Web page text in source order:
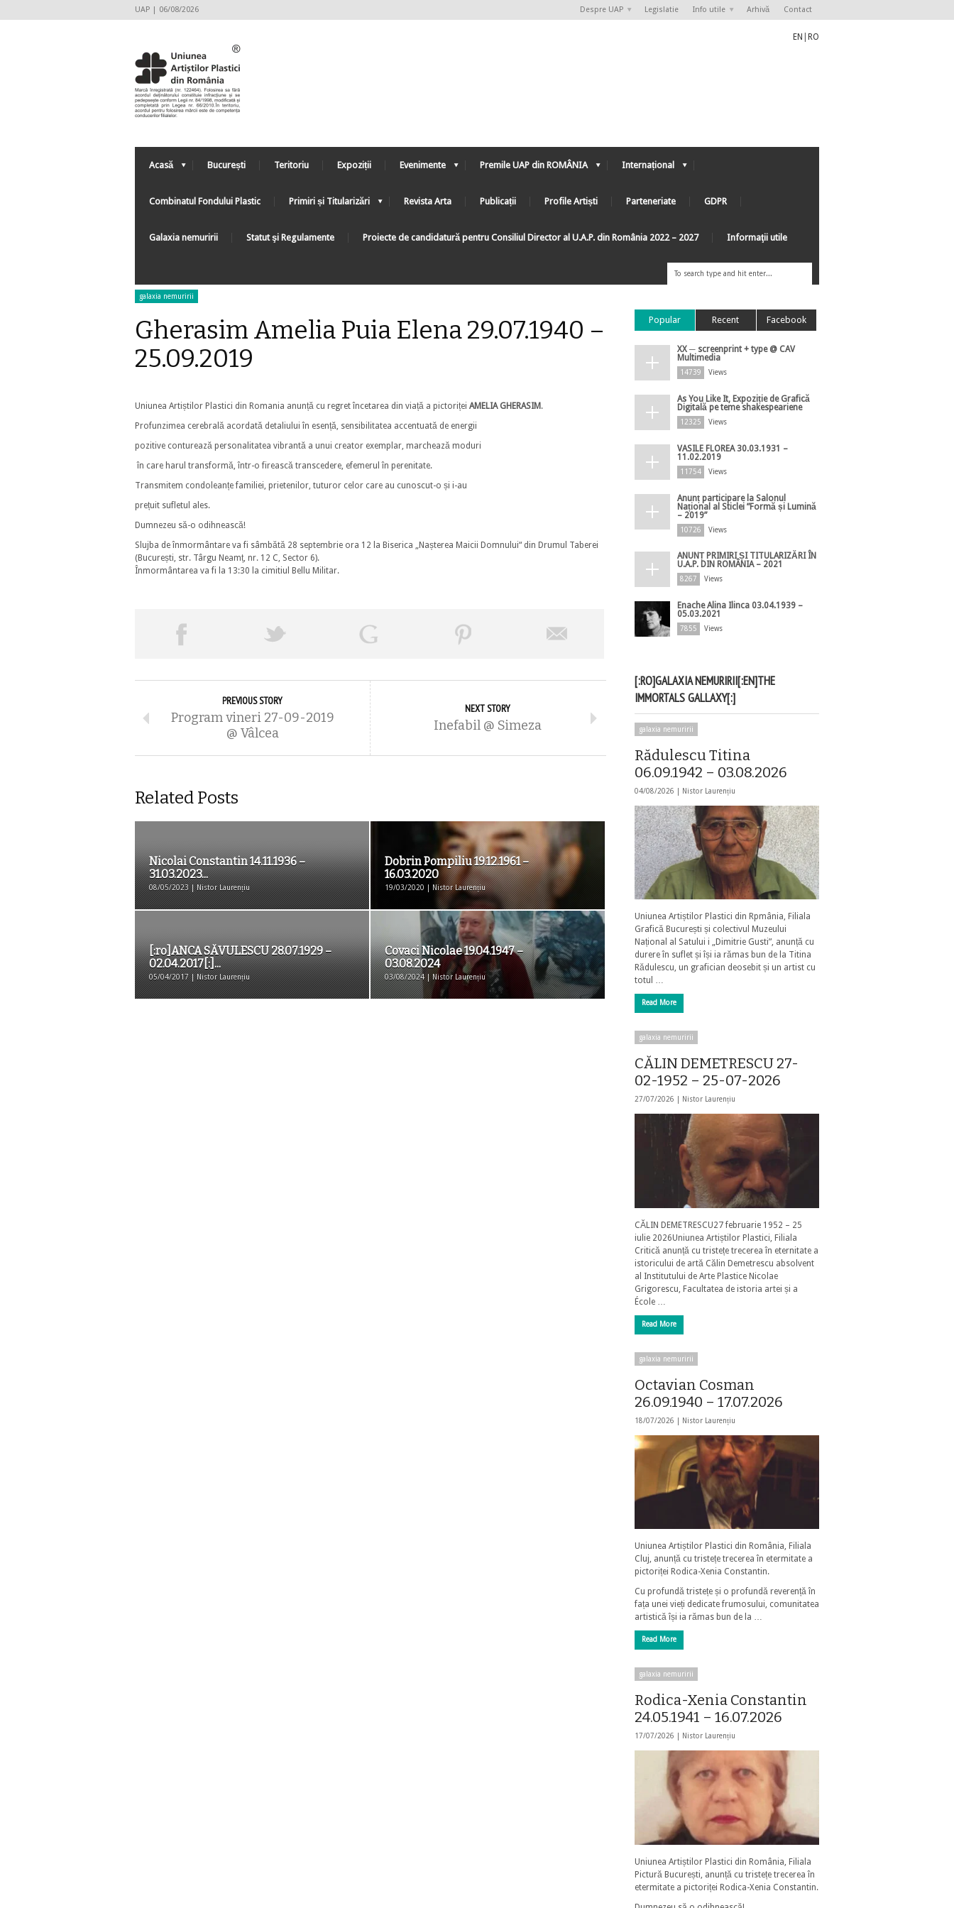
UAP | 06/08/2026 Despre UAP Legislatie Info utile Arhivă Contact
EN RO
Acasă București Teritoriu Expoziții Evenimente Premile UAP din ROMÂNIA Internațional
Combinatul Fondului Plastic Primiri și Titularizări Revista Arta Publicații Profile Artiști Parteneriate GDPR
Galaxia nemuririi Statut şi Regulamente Proiecte de candidatură pentru Consiliul Director al U.A.P. din România 2022 – 2027 Informaţii utile
galaxia nemuririi
Gherasim Amelia Puia Elena 29.07.1940 –
25.09.2019
Uniunea Artiștilor Plastici din Romania anunță cu regret încetarea din viață a pictoriței AMELIA GHERASIM .
Profunzimea cerebrală acordată detaliului în esență, sensibilitatea accentuată de energii
pozitive conturează personalitatea vibrantă a unui creator exemplar, marchează moduri
în care harul transformă, într-o firească transcedere, efemerul în perenitate.
Transmitem condoleanțe familiei, prietenilor, tuturor celor care au cunoscut-o și i-au
prețuit sufletul ales.
Dumnezeu să-o odihnească!
Slujba de înmormântare va fi sâmbătă 28 septembrie ora 12 la Biserica „Nașterea Maicii Domnului“ din Drumul Taberei
(București, str. Târgu Neamț, nr. 12 C, Sector 6).
Înmormântarea va fi la 13:30 la cimitiul Bellu Militar.
PREVIOUS STORY
Program vineri 27-09-2019
@ Vâlcea
NEXT STORY
Inefabil @ Simeza
Related Posts
Nicolai Constantin 14.11.1936 –
31.03.2023...
08/05/2023 | Nistor Laurențiu
Dobrin Pompiliu 19.12.1961 –
16.03.2020
19/03/2020 | Nistor Laurențiu
[:ro]ANCA SĂVULESCU 28.07.1929 –
02.04.2017[:]...
05/04/2017 | Nistor Laurențiu
Covaci Nicolae 19.04.1947 –
03.08.2024
03/08/2024 | Nistor Laurențiu
Popular Recent Facebook
XX ─ screenprint + type @ CAV
Multimedia
14739 Views
As You Like It, Expoziție de Grafică
Digitală pe teme shakespeariene
12325 Views
VASILE FLOREA 30.03.1931 –
11.02.2019
11754 Views
Anunț participare la Salonul
Național al Sticlei ”Formă și Lumină
– 2019”
10726 Views
ANUNȚ PRIMIRI ȘI TITULARIZĂRI ÎN
U.A.P. DIN ROMÂNIA – 2021
8267 Views
Enache Alina Ilinca 03.04.1939 –
05.03.2021
7855 Views
[:RO]GALAXIA NEMURIRII[:EN]THE
IMMORTALS GALLAXY[:]
galaxia nemuririi
Rădulescu Titina
06.09.1942 – 03.08.2026
04/08/2026 | Nistor Laurențiu
Uniunea Artiștilor Plastici din Rpmânia, Filiala
Grafică București și colectivul Muzeului
Național al Satului i „Dimitrie Gusti”, anunță cu
durere în suflet și își ia rămas bun de la Titina
Rădulescu, un grafician deosebit și un artist cu
totul …
Read More
galaxia nemuririi
CĂLIN DEMETRESCU 27-
02-1952 – 25-07-2026
27/07/2026 | Nistor Laurențiu
CĂLIN DEMETRESCU27 februarie 1952 – 25
iulie 2026Uniunea Artiștilor Plastici, Filiala
Critică anunță cu tristețe trecerea în eternitate a
istoricului de artă Călin Demetrescu absolvent
al Institutului de Arte Plastice Nicolae
Grigorescu, Facultatea de istoria artei și a
École …
Read More
galaxia nemuririi
Octavian Cosman
26.09.1940 – 17.07.2026
18/07/2026 | Nistor Laurențiu
Uniunea Artiștilor Plastici din România, Filiala
Cluj, anunță cu tristețe trecerea în etermitate a
pictoriței Rodica-Xenia Constantin.
Cu profundă tristețe și o profundă reverență în
fața unei vieți dedicate frumosului, comunitatea
artistică își ia rămas bun de la …
Read More
galaxia nemuririi
Rodica-Xenia Constantin
24.05.1941 – 16.07.2026
17/07/2026 | Nistor Laurențiu
Uniunea Artiștilor Plastici din România, Filiala
Pictură București, anunță cu tristețe trecerea în
etermitate a pictoriței Rodica-Xenia Constantin.